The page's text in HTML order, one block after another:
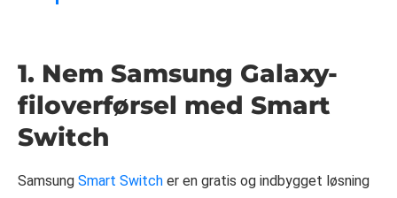
1. Nem Samsung Galaxy-
filoverførsel med Smart
Switch
Samsung Smart Switch er en gratis og indbygget løsning